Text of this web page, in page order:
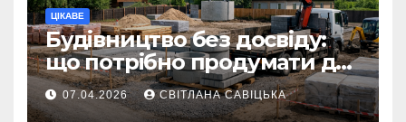
ЦІКАВЕ
Будівництво без досвіду:
що потрібно продумати до
першої доставки на
ділянку
07.04.2026 СВІТЛАНА САВІЦЬКА